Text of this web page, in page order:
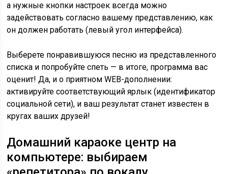
а нужные кнопки настроек всегда можно
задействовать согласно вашему представлению, как
он должен работать (левый угол интерфейса).
Выберете понравившуюся песню из представленного
списка и попробуйте спеть — в итоге, программа вас
оценит! Да, и о приятном WEB-дополнении:
активируйте соответствующий ярлык (идентификатор
социальной сети), и ваш результат станет известен в
кругах ваших друзей!
Домашний караоке центр на
компьютере: выбираем